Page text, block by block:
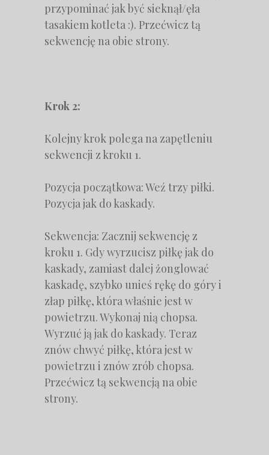
przypominać jak być sieknął/ęła
tasakiem kotleta :). Przećwicz tą
sekwencję na obie strony.
Krok 2:
Kolejny krok polega na zapętleniu
sekwencji z kroku 1.
Pozycja początkowa: Weź trzy piłki.
Pozycja jak do kaskady.
Sekwencja: Zacznij sekwencję z
kroku 1. Gdy wyrzucisz piłkę jak do
kaskady, zamiast dalej żonglować
kaskadę, szybko unieś rękę do góry i
złap piłkę, która właśnie jest w
powietrzu. Wykonaj nią chopsa.
Wyrzuć ją jak do kaskady. Teraz
znów chwyć piłkę, która jest w
powietrzu i znów zrób chopsa.
Przećwicz tą sekwencją na obie
strony.